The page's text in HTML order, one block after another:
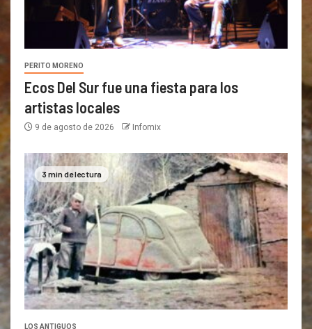
PERITO MORENO
Ecos Del Sur fue una fiesta para los
artistas locales
9 de agosto de 2026 Infomix
3 min de lectura
LOS ANTIGUOS